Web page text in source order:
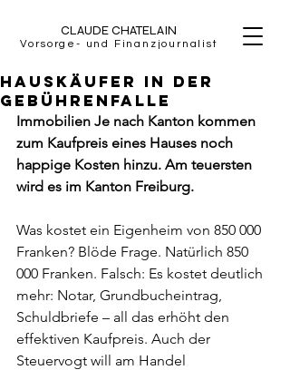
CLAUDE CHATELAIN
Vorsorge- und Finanzjournalist
Hauskäufer in der
Gebührenfalle
Immobilien Je nach Kanton kommen
zum Kaufpreis eines Hauses noch
happige Kosten hinzu. Am teuersten
wird es im Kanton Freiburg.
Was kostet ein Eigenheim von 850 000
Franken? Blöde Frage. Natürlich 850
000 Franken. Falsch: Es kostet deutlich
mehr: Notar, Grundbucheintrag,
Schuldbriefe – all das erhöht den
effektiven Kaufpreis. Auch der
Steuervogt will am Handel